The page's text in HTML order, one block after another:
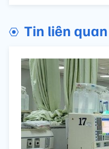
Tin liên quan